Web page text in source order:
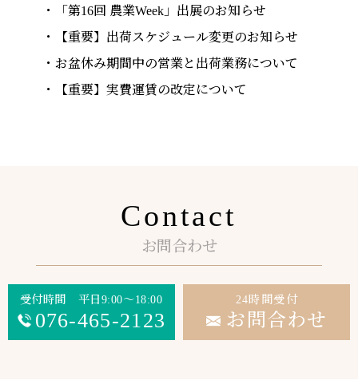
「第16回 農業Week」出展のお知らせ
【重要】出荷スケジュール変更のお知らせ
お盆休み期間中の営業と出荷業務について
【重要】実費運賃の改定について
Contact
お問合わせ
受付時間 平日9:00～18:00
076-465-2123
24時間受付
お問合わせ